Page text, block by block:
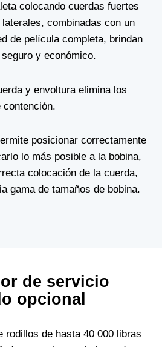
colocando cuerdas fuertes
combinadas con un
de película completa, brindan
y económico.
y envoltura elimina los
posicionar correctamente
lo más posible a la bobina,
colocación de la cuerda,
gama de tamaños de bobina.
de servicio
opcional
rodillos de hasta 40 000 libras